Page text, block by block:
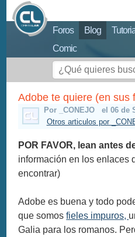
Foros Blog
Comic
Adobe te quiere (en sus
Por _CONEJO
el 06 de
Otros articulos por
POR FAVOR, lean antes
información en los enlaces
encontrar)
Adobe es buena y todo
que somosfieles impuros,
Galia para los romanos.